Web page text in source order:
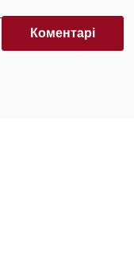
автоматизованим
Коментарi